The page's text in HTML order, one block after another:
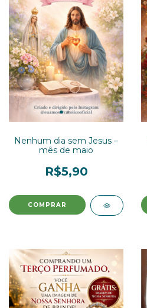
Nenhum dia sem Jesus –
mês de maio
R$5,90